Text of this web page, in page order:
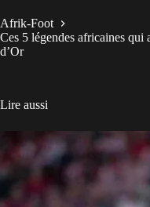
Afrik-Foot
Ces 5 légendes africaines
d’Or
Lire aussi